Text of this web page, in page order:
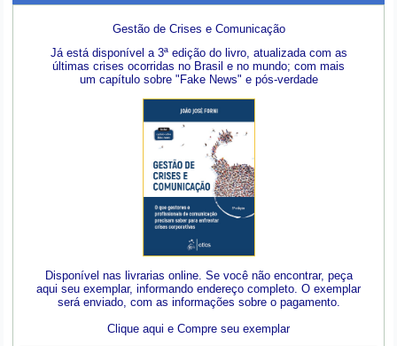
Gestão de Crises e Comunicação
Já está disponível a 3ª edição do livro, atualizada com as
últimas crises ocorridas no Brasil e no mundo; com mais
um capítulo sobre "Fake News" e pós-verdade
Disponível nas livrarias online. Se você não encontrar, peça
aqui seu exemplar, informando endereço completo. O exemplar
será enviado, com as informações sobre o pagamento.
Clique aqui e Compre seu exemplar